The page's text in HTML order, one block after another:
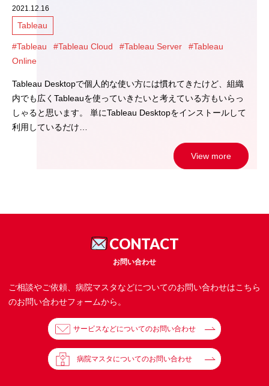
2021.12.16
Tableau
#Tableau #Tableau Cloud #Tableau Server
#Tableau
Online
Tableau Desktopで個人的な使い方には慣れてきたけど、組織
内でも広くTableauを使っていきたいと考えている方もいらっ
しゃると思います。 単にTableau Desktopをインストールして
利用しているだけ…
View more
CONTACT
お問い合わせ
ご相談やご依頼、病院マスタなどについてのお問い合わせはこちら
のお問い合わせフォームから。
サービスなどについてのお問い合わせ
病院マスタについてのお問い合わせ